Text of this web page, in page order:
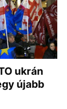
ukrán
újabb